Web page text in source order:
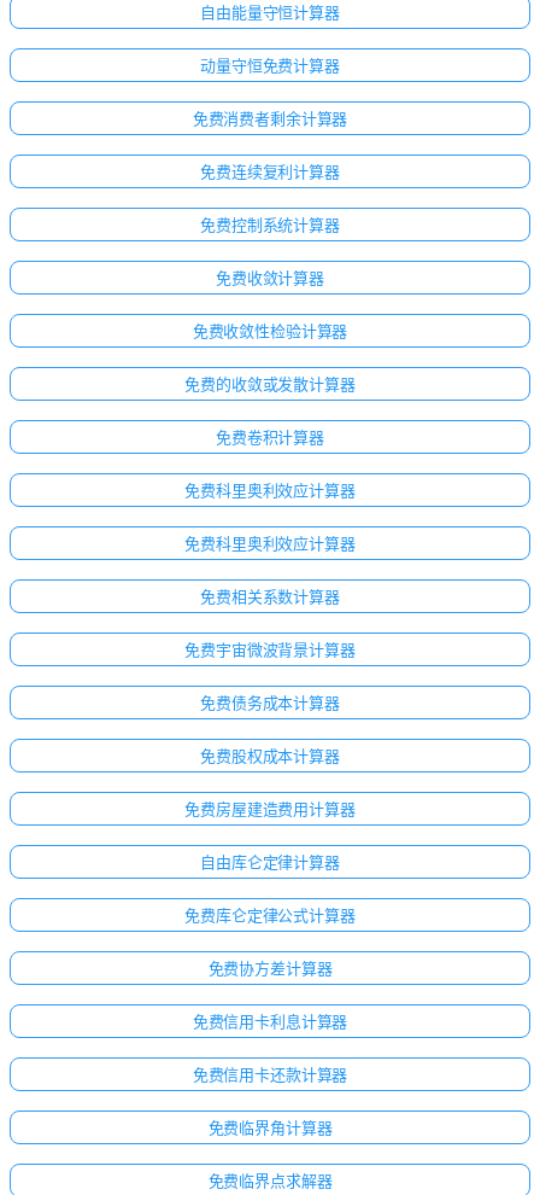
自由能量守恒计算器
动量守恒免费计算器
免费消费者剩余计算器
免费连续复利计算器
免费控制系统计算器
免费收敛计算器
免费收敛性检验计算器
免费的收敛或发散计算器
免费卷积计算器
免费科里奥利效应计算器
免费科里奥利效应计算器
免费相关系数计算器
免费宇宙微波背景计算器
免费债务成本计算器
免费股权成本计算器
免费房屋建造费用计算器
自由库仑定律计算器
免费库仑定律公式计算器
免费协方差计算器
免费信用卡利息计算器
免费信用卡还款计算器
免费临界角计算器
免费临界点求解器